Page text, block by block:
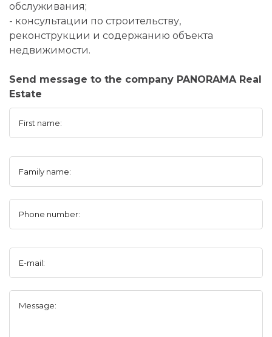
обслуживания;
- консультации по строительству,
реконструкции и содержанию объекта
недвижимости.
Send message to the company PANORAMA Real
Estate
First name:
Family name:
Phone number:
E-mail:
Message: